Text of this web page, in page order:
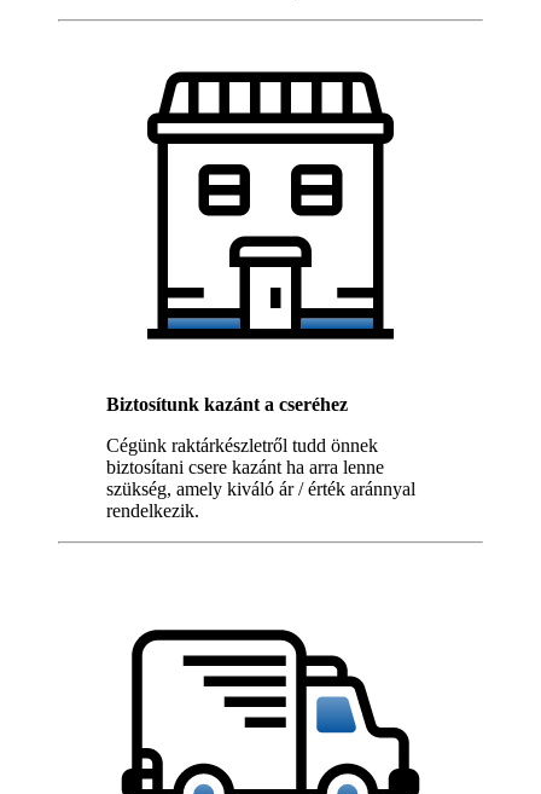
Biztosítunk kazánt a cseréhez
Cégünk raktárkészletről tudd önnek
biztosítani csere kazánt ha arra lenne
szükség, amely kiváló ár / érték aránnyal
rendelkezik.